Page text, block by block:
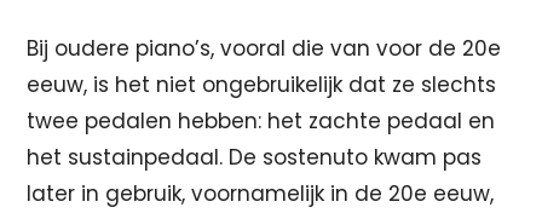
Bij oudere piano’s, vooral die van voor de 20e
eeuw, is het niet ongebruikelijk dat ze slechts
twee pedalen hebben: het zachte pedaal en
het sustainpedaal. De sostenuto kwam pas
later in gebruik, voornamelijk in de 20e eeuw,